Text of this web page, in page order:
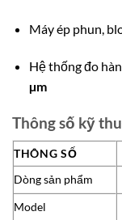
Máy ép phun,
Hệ thống đo
µm
Thông số kỹ
THÔNG SỐ
Dòng sản phẩm
Model